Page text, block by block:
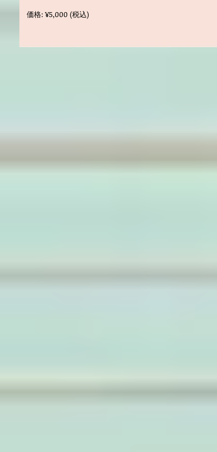
価格: ¥5,000 (税込)